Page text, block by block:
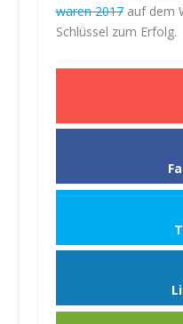
waren 2017auf dem
Schlüssel zum Erfolg.